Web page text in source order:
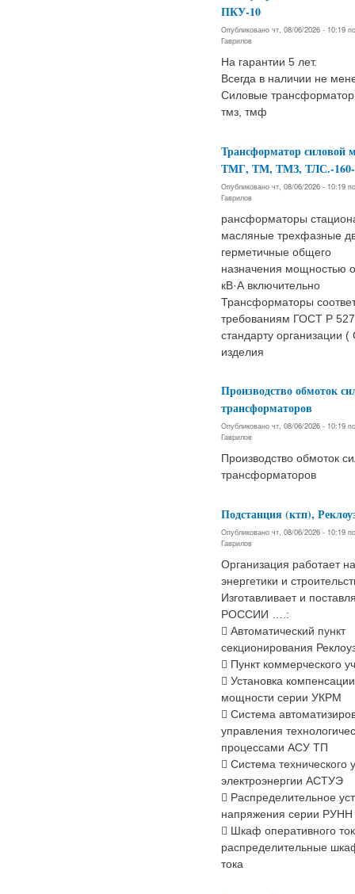
ПКУ-10
Опубликовано чт, 08/06/2026 - 10:19
Гаврилов
На гарантии 5 лет.
Всегда в наличии не
Силовые
тмз, тмф
Трансформатор силовой
ТМГ, ТМ, ТМЗ, ТЛС.-160-
Опубликовано чт, 08/06/2026 - 10:19
Гаврилов
рансформаторы
масляные трехфазные
герметичные общего
назначения мощностью
кВ·А включительно
Трансформаторы
требованиям ГОСТ Р
стандарту организации
изделия
Производство обмоток
трансформаторов
Опубликовано чт, 08/06/2026 - 10:19
Гаврилов
Производство обмоток
трансформаторов
Подстанция (ктп),
Опубликовано чт, 08/06/2026 - 10:19
Гаврилов
Организация работает
энергетики и
Изготавливает и
РОССИИ ….:
 Автоматический пункт
секционирования
 Пункт коммерческого
 Установка
мощности серии УКРМ
 Система
управления
процессами АСУ ТП
 Система технического
электроэнергии АСТУЭ
 Распределительное
напряжения серии РУНН
 Шкаф оперативного
распределительные
тока